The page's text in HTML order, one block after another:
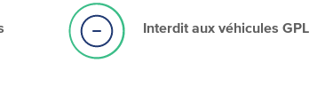
Interdit aux véhicules GPL